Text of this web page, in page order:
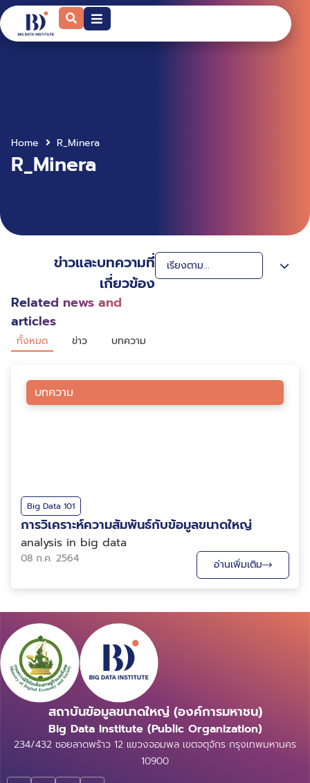
Home R_Minera
R_Minera
ข่าวและบทความที่
เกี่ยวข้อง
Related news and
articles
ทั้งหมด ข่าว บทความ
บทความ
Big Data 101
การวิเคราะห์ความสัมพันธ์กับข้อมูลขนาดใหญ่
analysis in big data
08 ก.ค. 2564 อ่านเพิ่มเติม
สถาบันข้อมูลขนาดใหญ่ (องค์การมหาชน)
Big Data Institute (Public Organization)
234/432 ซอยลาดพร้าว 12 แขวงจอมพล เขตจตุจักร กรุงเทพมหานคร
10900